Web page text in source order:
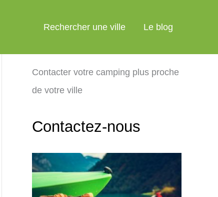
Rechercher une ville Le blog
Contacter votre camping plus proche
de votre ville
Contactez-nous